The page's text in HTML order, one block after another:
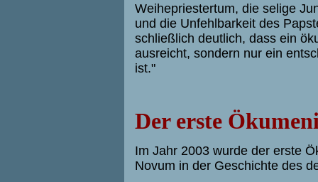
Weihepriestertum, die selige
und die Unfehlbarkeit des
schließlich deutlich, dass ein
ausreicht, sondern nur ein
ist."
Der erste
Im Jahr 2003 wurde der erste
Novum in der Geschichte des